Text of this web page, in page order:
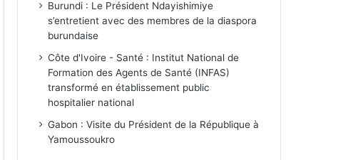
Burundi : Le Président Ndayishimiye
s’entretient avec des membres de la diaspora
burundaise
Côte d'Ivoire - Santé : Institut National de
Formation des Agents de Santé (INFAS)
transformé en établissement public
hospitalier national
Gabon : Visite du Président de la République à
Yamoussoukro